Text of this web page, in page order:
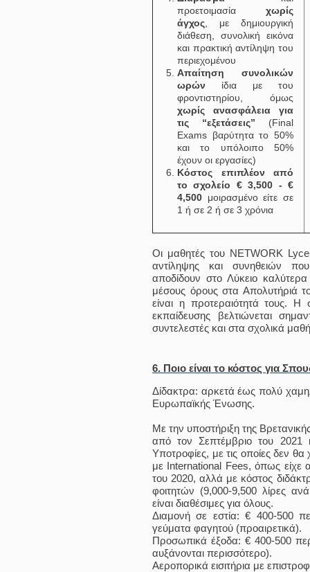
προετοιμασία χωρίς
άγχος , με δημιουργική
διάθεση, συνολική εικόνα
και πρακτική αντίληψη του
περιεχομένου
Απαίτηση συνολικών
ωρών ίδια με του
φροντιστηρίου, όμως
χωρίς ανασφάλεια για
τις “εξετάσεις” (Final
Exams βαρύτητα το 50%
και το υπόλοιπο 50%
έχουν οι εργασίες)
Κόστος επιπλέον από
το σχολείο € 3,500 - €
4,500 μοιρασμένο είτε σε
1 ή σε 2 ή σε 3 χρόνια
Οι μαθητές του NETWORK
αντίληψης και συνηθειών
αποδίδουν στο Λύκειο
μέσους όρους στα Απολυτήριά
είναι η προτεραιότητά τους.
εκπαίδευσης βελτιώνεται
συντελεστές και στα σχολικά
6. Ποιο είναι το κόστος για
Δίδακτρα: αρκετά έως πολύ
Ευρωπαϊκής Ένωσης.
Με την υποστήριξη της
από τον Σεπτέμβριο του 2021
Υποτροφίες, με τις οποίες δεν
με International Fees, όπως είχε
του 2020, αλλά με κόστος
φοιτητών (9,000-9,500 λίρες
είναι διαθέσιμες για όλους.
Διαμονή σε εστία: € 400-500
γεύματα φαγητού (προαιρετικά).
Προσωπικά έξοδα: € 400-500
αυξάνονται περισσότερο).
Αεροπορικά εισιτήρια με